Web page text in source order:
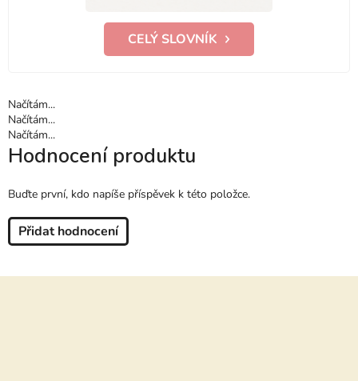
CELÝ SLOVNÍK
Načítám...
Načítám...
Načítám...
Hodnocení produktu
Buďte první, kdo napíše příspěvek k této položce.
Přidat hodnocení